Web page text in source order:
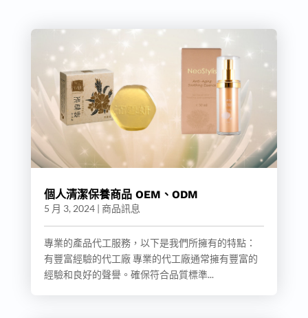
個人清潔保養商品 OEM、ODM
5 月 3, 2024| 商品訊息
專業的產品代工服務，以下是我們所擁有的特點：
有豐富經驗的代工廠 專業的代工廠通常擁有豐富的
經驗和良好的聲譽。確保符合品質標準...